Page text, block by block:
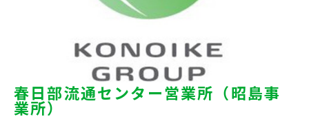
春日部流通センター営業所（昭島事
業所）